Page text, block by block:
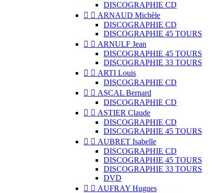
DISCOGRAPHIE CD
  ARNAUD Michèle
DISCOGRAPHIE CD
DISCOGRAPHIE 45 TOURS
  ARNULF Jean
DISCOGRAPHIE 45 TOURS
DISCOGRAPHIE 33 TOURS
  ARTI Louis
DISCOGRAPHIE CD
  ASCAL Bernard
DISCOGRAPHIE CD
  ASTIER Claude
DISCOGRAPHIE CD
DISCOGRAPHIE 45 TOURS
  AUBRET Isabelle
DISCOGRAPHIE CD
DISCOGRAPHIE 45 TOURS
DISCOGRAPHIE 33 TOURS
DVD
  AUFRAY Hugues